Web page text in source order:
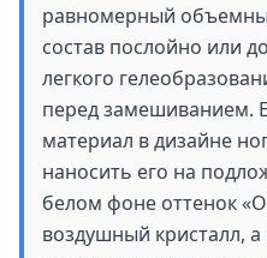
равномерный
состав послойно или
легкого
перед замешиванием.
материал в дизайне
наносить его на
белом фоне оттенок
воздушный кристалл,